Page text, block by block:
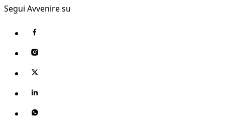
Segui Avvenire su